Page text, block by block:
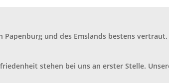
und des Emslands bestens
stehen bei uns an erster Stelle.